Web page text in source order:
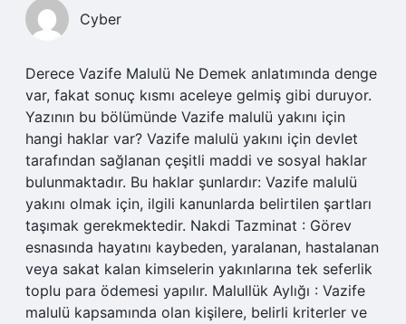
Cyber
Derece Vazife Malulü Ne Demek anlatımında denge
var, fakat sonuç kısmı aceleye gelmiş gibi duruyor.
Yazının bu bölümünde Vazife malulü yakını için
hangi haklar var? Vazife malulü yakını için devlet
tarafından sağlanan çeşitli maddi ve sosyal haklar
bulunmaktadır. Bu haklar şunlardır: Vazife malulü
yakını olmak için, ilgili kanunlarda belirtilen şartları
taşımak gerekmektedir. Nakdi Tazminat : Görev
esnasında hayatını kaybeden, yaralanan, hastalanan
veya sakat kalan kimselerin yakınlarına tek seferlik
toplu para ödemesi yapılır. Malullük Aylığı : Vazife
malulü kapsamında olan kişilere, belirli kriterler ve